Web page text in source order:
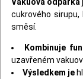
cukrového
směsí.
Kombinuje
uzavřeném
Výsledkem je